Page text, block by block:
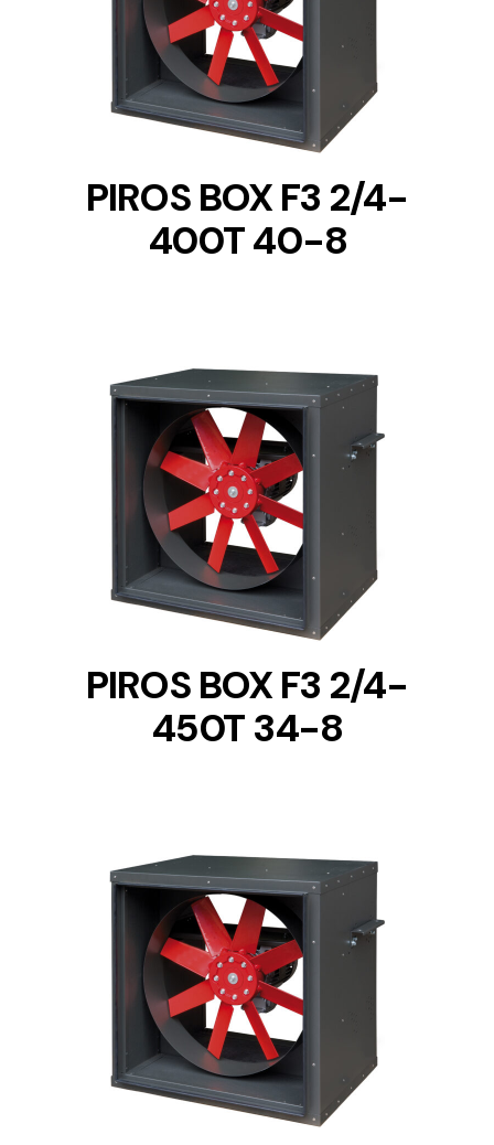
DETAILS
PIROS BOX F3 2/4-
400T 40-8
DETAILS
PIROS BOX F3 2/4-
450T 34-8
DETAILS